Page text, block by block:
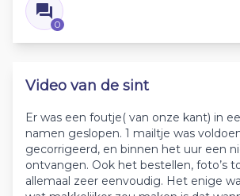
0
Video van de sint
Er was een foutje( van onze kant) in
namen geslopen. 1 mailtje was
gecorrigeerd, en binnen het uur een
ontvangen. Ook het bestellen, foto’s
allemaal zeer eenvoudig. Het enige